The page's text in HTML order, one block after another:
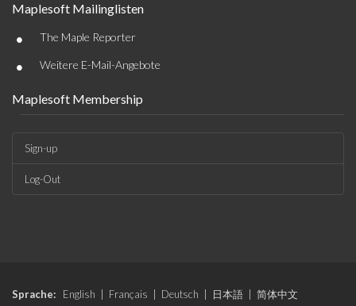
Maplesoft Mailinglisten
• The Maple Reporter
• Weitere E-Mail-Angebote
Maplesoft Membership
Sign-up
Log-Out
Sprache: English Français Deutsch 日本語 简体中文